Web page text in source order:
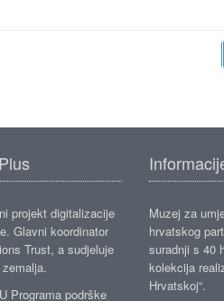
projekt digitalizacije
Glavni koordinator
Trust, a sudjeluje
Programa podrške
Muzej za
hrvatskog
suradnji s 40
kolekcija
Hrvatskoj“.